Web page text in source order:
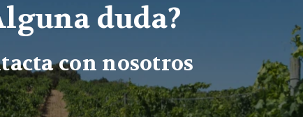
duda?
con nosotros